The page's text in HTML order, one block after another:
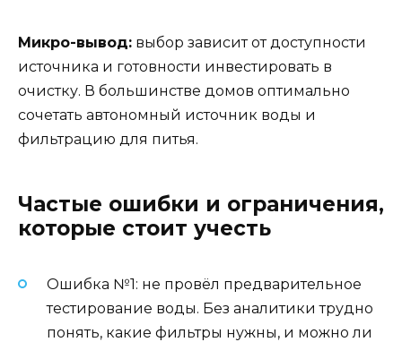
Микро-вывод: выбор зависит от доступности
источника и готовности инвестировать в
очистку. В большинстве домов оптимально
сочетать автономный источник воды и
фильтрацию для питья.
Частые ошибки и ограничения,
которые стоит учесть
Ошибка №1: не провёл предварительное
тестирование воды. Без аналитики трудно
понять, какие фильтры нужны, и можно ли